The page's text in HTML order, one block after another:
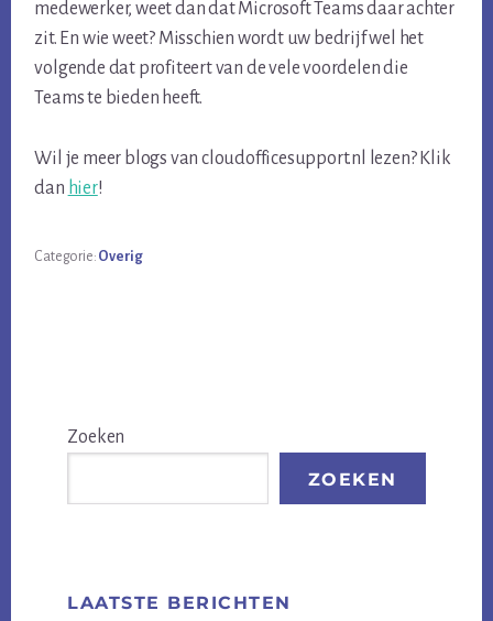
medewerker, weet dan dat Microsoft Teams daar achter
zit. En wie weet? Misschien wordt uw bedrijf wel het
volgende dat profiteert van de vele voordelen die
Teams te bieden heeft.
Wil je meer blogs van cloudofficesupport.nl lezen? Klik
dan hier!
Categorie: Overig
Sidebar
Zoeken
ZOEKEN
LAATSTE BERICHTEN